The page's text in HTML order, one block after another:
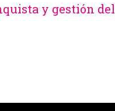
y gestión del